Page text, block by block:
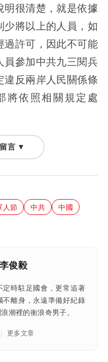
明很清楚，就是依據
將以上的人員，如
過許可，因此不可能
員參加中共九三閱兵
反兩岸人民關係條
將依照相關規定處
言 ▼
人節 中共
中國
李俊毅
時駐足國會，更常追著
離身，永遠準備好紀錄
潮裡的衝浪奇男子。
| 更多文章